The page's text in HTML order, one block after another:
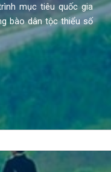
mục tiêu quốc gia
bào dân tộc thiểu số